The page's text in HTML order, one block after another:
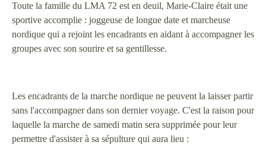
Toute la famille du LMA 72 est en deuil, Marie-Claire était une
sportive accomplie : joggeuse de longue date et marcheuse
nordique qui a rejoint les encadrants en aidant à accompagner les
groupes avec son sourire et sa gentillesse.
Les encadrants de la marche nordique ne peuvent la laisser partir
sans l'accompagner dans son dernier voyage. C'est la raison pour
laquelle la marche de samedi matin sera supprimée pour leur
permettre d'assister à sa sépulture qui aura lieu :